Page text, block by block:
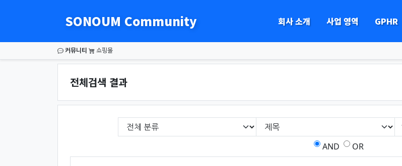
SONOUM Community 회사 소개 사업 영역 GPHR
커뮤니티 쇼핑몰
전체검색 결과
게시판 그룹선택
검색조건
검색어필수
AND
OR